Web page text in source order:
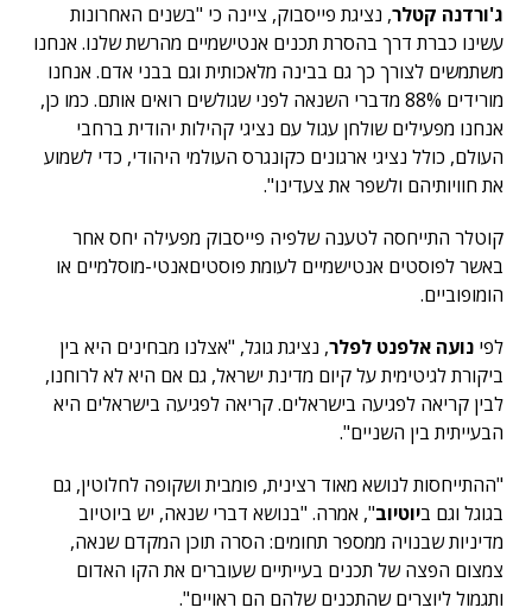
ג'ורדנה קטלר, נציגת פייסבוק, ציינה כי "בשנים האחרונות
עשינו כברת דרך בהסרת תכנים אנטישמיים מהרשת שלנו. אנחנו
משתמשים לצורך כך גם בבינה מלאכותית וגם בבני אדם. אנחנו
מורידים 88% מדברי השנאה לפני שגולשים רואים אותם. כמו כן,
אנחנו מפעילים שולחן עגול עם נציגי קהילות יהודית ברחבי
העולם, כולל נציגי ארגונים כקונגרס העולמי היהודי, כדי לשמוע
את חוויותיהם ולשפר את צעדינו".
קוטלר התייחסה לטענה שלפיה פייסבוק מפעילה יחס אחר
באשר לפוסטים אנטישמיים לעומת פוסטיםאנטי-מוסלמיים או
הומופוביים.
לפי נועה אלפנט לפלר, נציגת גוגל, "אצלנו מבחינים היא בין
ביקורת לגיטימית על קיום מדינת ישראל, גם אם היא לא לרוחנו,
לבין קריאה לפגיעה בישראלים. קריאה לפגיעה בישראלים היא
הבעייתית בין השניים".
"ההתייחסות לנושא מאוד רצינית, פומבית ושקופה לחלוטין, גם
בגוגל וגם ביוטיוב", אמרה. "בנושא דברי שנאה, יש ביוטיוב
מדיניות שבנויה ממספר תחומים: הסרה תוכן המקדם שנאה,
צמצום הפצה של תכנים בעייתיים שעוברים את הקו האדום
ותגמול ליוצרים שהתכנים שלהם הם ראויים".